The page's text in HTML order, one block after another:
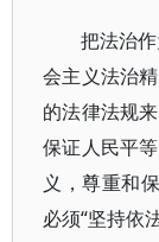
把法治
会主义法治
的法律法规
保证人民平
义，尊重和
必须“坚持依